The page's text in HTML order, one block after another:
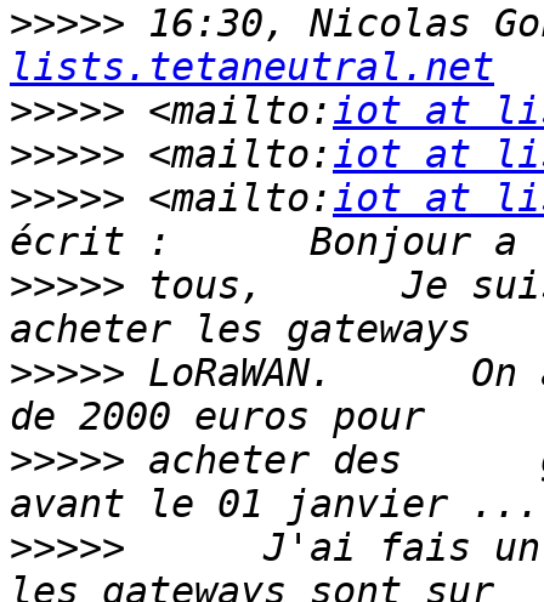
>>>>> 16:30, Nicolas
lists.tetaneutral.net
>>>>> <mailto:iot at
>>>>> <mailto:iot at
>>>>> <mailto:iot at
>>>>> tous,      Je
>>>>> LoRaWAN.
>>>>> acheter des
>>>>> J'ai fais un